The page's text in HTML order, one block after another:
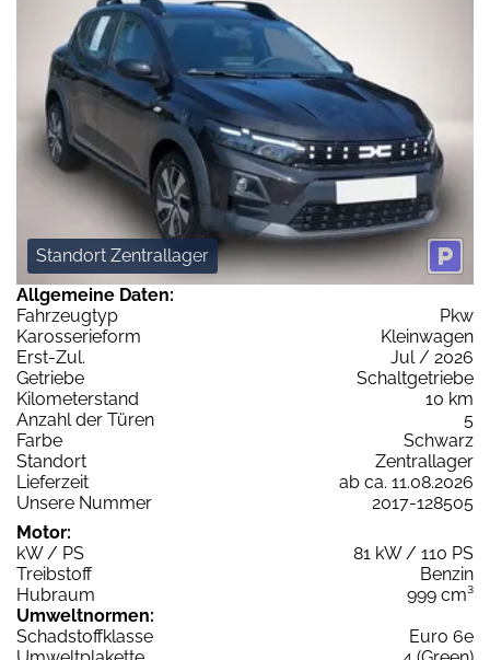
Standort Zentrallager
Allgemeine Daten:
Fahrzeugtyp
Pkw
Karosserieform
Kleinwagen
Erst-Zul.
Jul / 2026
Getriebe
Schaltgetriebe
Kilometerstand
10 km
Anzahl der Türen
5
Farbe
Schwarz
Standort
Zentrallager
Lieferzeit
ab ca. 11.08.2026
Unsere Nummer
2017-128505
Motor:
kW / PS
81 kW / 110 PS
Treibstoff
Benzin
Hubraum
999 cm³
Umweltnormen:
Schadstoffklasse
Euro 6e